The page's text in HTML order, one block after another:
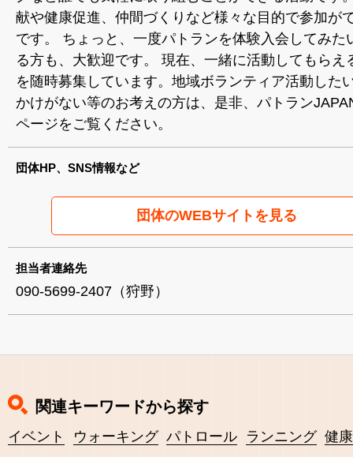
献や健康促進、仲間づくりなど様々な目的で参加が
です。 ちょっと、一度パトランを体験入会してみた
る方も、大歓迎です。 現在、一緒に活動してもらえ
を随時募集しています。地域ボランティア活動した
かけがない等のお考えの方は、是非、パトラン
ページをご覧ください。
団体HP、SNS情報など
団体のWEBサイトを見る
担当者連絡先
090-5699-2407（狩野）
関連キーワードから探す
イベント ウォーキング パトロール ランニング 健康